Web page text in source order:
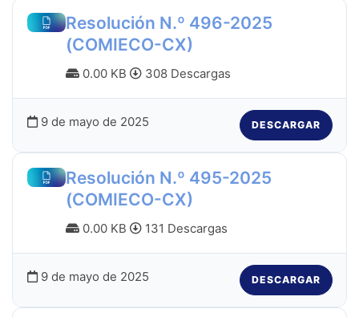
Resolución N.º 496-2025
(COMIECO-CX)
0.00 KB 308 Descargas
9 de mayo de 2025 DESCARGAR
Resolución N.º 495-2025
(COMIECO-CX)
0.00 KB 131 Descargas
9 de mayo de 2025 DESCARGAR